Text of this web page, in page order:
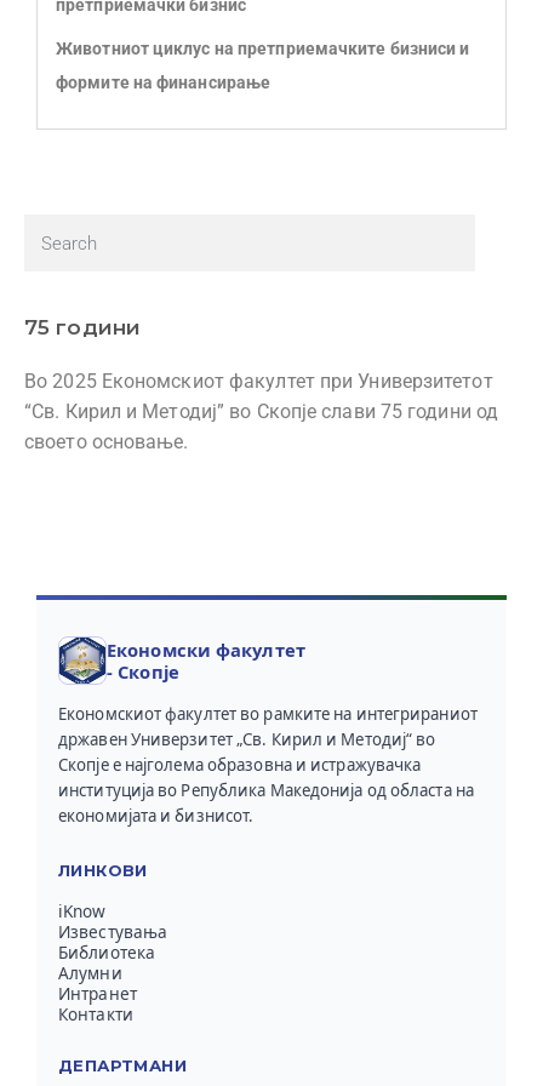
претприемачки бизнис
Животниот циклус на претприемачките бизниси и
формите на финансирање
75 години
Во 2025 Економскиот факултет при Универзитетот
“Св. Кирил и Методиј” во Скопје слави 75 години од
своето основање.
Економски факултет
- Скопје
Економскиот факултет во рамките на интегрираниот
државен Универзитет „Св. Кирил и Методиј“ во
Скопје е најголема образовна и истражувачка
институција во Република Македонија од областа на
економијата и бизнисот.
ЛИНКОВИ
iKnow
Известувања
Библиотека
Алумни
Интранет
Контакти
ДЕПАРТМАНИ